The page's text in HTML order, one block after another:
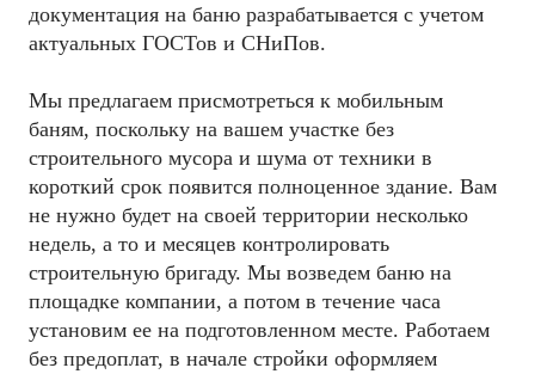
документация на баню разрабатывается с учетом
актуальных ГОСТов и СНиПов.
Мы предлагаем присмотреться к мобильным
баням, поскольку на вашем участке без
строительного мусора и шума от техники в
короткий срок появится полноценное здание. Вам
не нужно будет на своей территории несколько
недель, а то и месяцев контролировать
строительную бригаду. Мы возведем баню на
площадке компании, а потом в течение часа
установим ее на подготовленном месте. Работаем
без предоплат, в начале стройки оформляем